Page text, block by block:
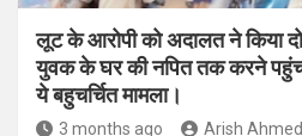
लूट के आरोपी को अदालत ने किया
युवक के घर की नपित तक करने पहुंच
ये बहुचर्चित मामला।
3 months ago Arish Ahmed